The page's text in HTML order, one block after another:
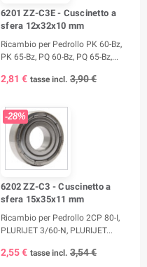
6201 ZZ-C3E - Cuscinetto a
sfera 12x32x10 mm
Ricambio per Pedrollo PK 60-Bz,
PK 65-Bz, PQ 60-Bz, PQ 65-Bz,...
2,81 € tasse incl. 3,90 €
-28%
6202 ZZ-C3 - Cuscinetto a
sfera 15x35x11 mm
Ricambio per Pedrollo 2CP 80-I,
PLURIJET 3/60-N, PLURIJET...
2,55 € tasse incl. 3,54 €